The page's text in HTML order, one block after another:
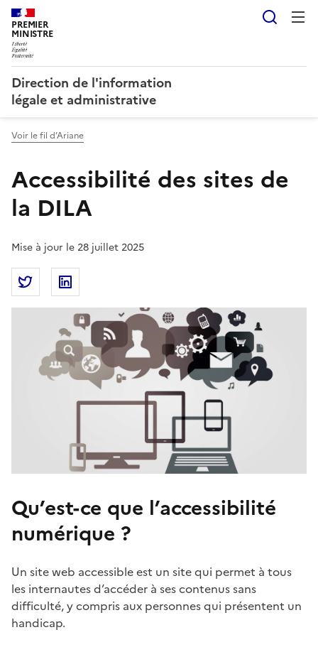
PREMIER
MINISTRE
Direction de l'information
légale et administrative
Voir le fil d’Ariane
Accessibilité des sites de
la DILA
Mise à jour le 28 juillet 2025
Partager la page
Partager Accessibilité des sites de la DILA sur
Qu’est-ce que l’accessibilité
numérique ?
Un site web accessible est un site qui permet à tous
les internautes d’accéder à ses contenus sans
difficulté, y compris aux personnes qui présentent un
handicap.